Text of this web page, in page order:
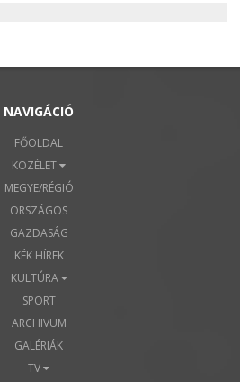
NAVIGÁCIÓ
FŐOLDAL
KÖZÉLET
MEGYE/RÉGIÓ
ORSZÁGOS
GAZDASÁG
KÉK HÍREK
KULTÚRA
SPORT
ARCHIVUM
GALÉRIÁK
TV